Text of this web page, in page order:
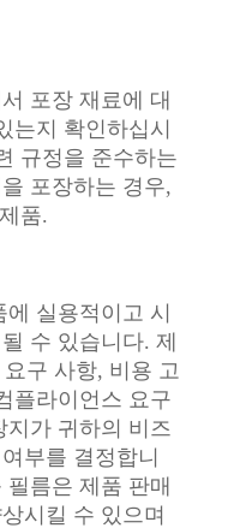
포장 재료에 대
는지 확인하십시
규정을 준수하는
포장하는 경우,
품.
실용적이고 시
수 있습니다. 제
구 사항, 비용 고
플라이언스 요구
가 귀하의 비즈
부를 결정합니
름은 제품 판매
시킬 수 있으며